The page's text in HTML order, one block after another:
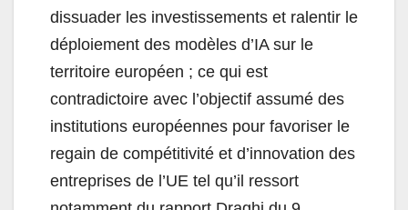
dissuader les investissements et ralentir le
déploiement des modèles d’IA sur le
territoire européen ; ce qui est
contradictoire avec l’objectif assumé des
institutions européennes pour favoriser le
regain de compétitivité et d’innovation des
entreprises de l’UE tel qu’il ressort